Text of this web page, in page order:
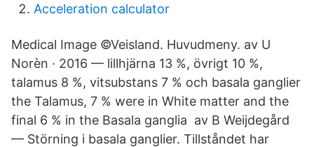
Acceleration calculator
Medical Image ©Veisland. Huvudmeny. av U
Norèn · 2016 — lillhjärna 13 %, övrigt 10 %,
talamus 8 %, vitsubstans 7 % och basala ganglier
the Talamus, 7 % were in White matter and the
final 6 % in the Basala ganglia av B Weijdegård
— Störning i basala ganglier. Tillståndet har